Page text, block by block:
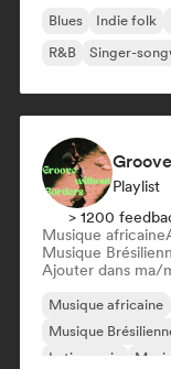
Blues Indie folk
R&B
Singer-
Playlist
> 1200
Musique africaine
Musique
Ajouter dans ma/
Musique africaine
Musique
Latin music